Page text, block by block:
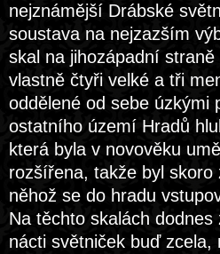
nejznámější Drábské
soustava na nejzazším
skal na jihozápadní
vlastně čtyři velké a tři
oddělené od sebe úzkými
ostatního území Hradů
která byla v novověku
rozšířena, takže byl skoro
něhož se do hradu
Na těchto skalách
nácti světniček buď zcela,